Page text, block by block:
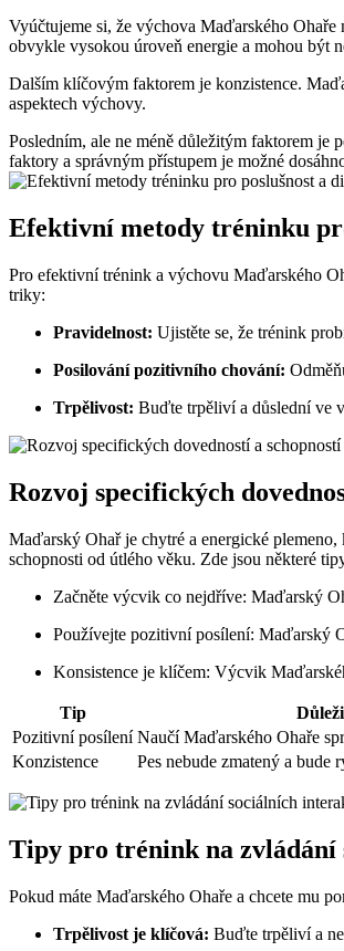
Vyúčtujeme si, že výchova Maďarského
obvykle vysokou úroveň energie a mohou být
Dalším klíčovým faktorem je konzistence.
aspektech výchovy.
Posledním, ale ne méně důležitým faktorem
faktory a správným přístupem je možné
Efektivní metody tréninku
Pro efektivní trénink a výchovu Maďarského
triky:
Pravidelnost: Ujistěte se, že trénink
Posilování pozitivního chování:
Trpělivost: Buďte trpěliví a důslední ve
Rozvoj specifických
Maďarský Ohař je chytré a energické
schopnosti od útlého věku. Zde jsou některé
Začněte výcvik co nejdříve: Maďarský
Používejte pozitivní posílení: Maďarský
Konsistence je klíčem: Výcvik
Tip
Pozitivní posílení Naučí Maďarského Ohaře
Konzistence
Pes nebude zmatený a bude
Tipy pro trénink na zvládání
Pokud máte Maďarského Ohaře a chcete mu
Trpělivost je klíčová: Buďte trpěliví a